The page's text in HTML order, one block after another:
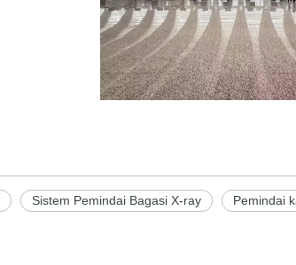
Sistem Pemindai Bagasi X-ray Pemindai